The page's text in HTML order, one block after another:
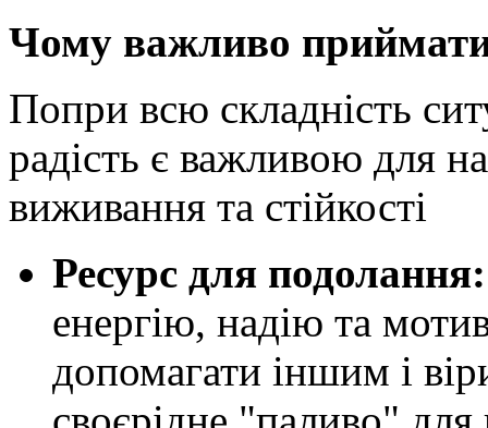
Чому важливо приймати
Попри всю складність
радість є важливою для
виживання та стійкості
Ресурс для подолання:
енергію, надію та
допомагати іншим і